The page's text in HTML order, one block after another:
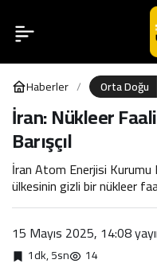
Haberler Orta Doğu
İran: Nükleer
Barışçıl
İran Atom Enerjisi Kurumu
ülkesinin gizli bir nükleer
15 Mayıs 2025, 14:08
1dk, 5sn 14
İran: Nükleer
Faaliyetlerimiz Şeffaf Ve
Barışçıl